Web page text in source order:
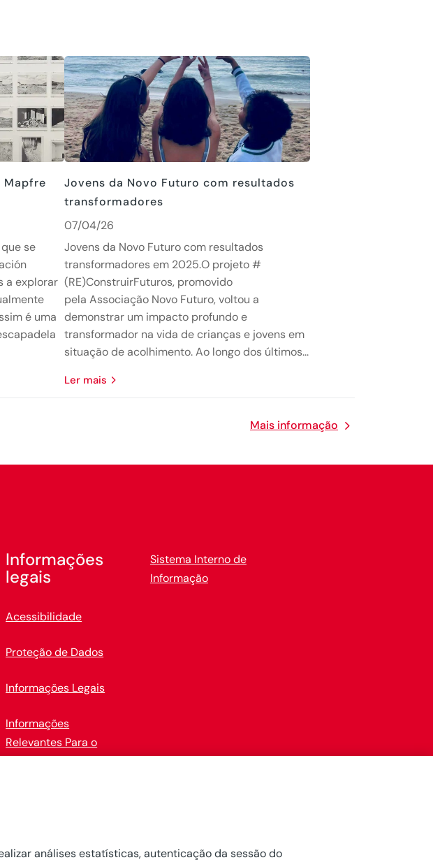
Mapfre
se
a explorar
é uma
Jovens da Novo Futuro com resultados
transformadores
07/04/26
Jovens da Novo Futuro com resultados
transformadores em 2025.O projeto #
(RE)ConstruirFuturos, promovido
pela Associação Novo Futuro, voltou a
demonstrar um impacto profundo e
transformador na vida de crianças e jovens em
situação de acolhimento. Ao longo dos últimos...
Ler mais
Mais informação
Informações
legais
Acessibilidade
Proteção de Dados
Informações Legais
Informações
Relevantes Para o
e Tratamento de Dados
Sistema Interno de
Informação
análises estatísticas, autenticação da sessão do